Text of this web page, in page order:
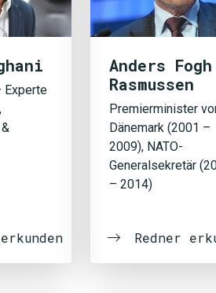
Experte
Anders Fogh
Rasmussen
Premierminister
Dänemark (2001 –
2009), NATO-
Generalsekretär
– 2014)
Redner